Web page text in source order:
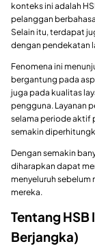
konteks ini adalah
pelanggan
Selain itu, terdapat
dengan pendekatan
Fenomena ini
bergantung pada
juga pada kualitas
pengguna. Layanan
selama periode aktif
semakin
Dengan semakin
diharapkan dapat
menyeluruh sebelum
mereka.
Tentang HSB
Berjangka)